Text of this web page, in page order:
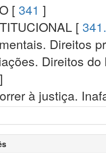
[ 341 ]
[
Direitos
Direitos
]
à justiça.